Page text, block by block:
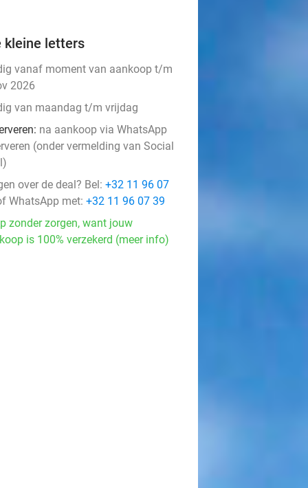
kleine letters
vanaf moment van aankoop t/m
2026
van maandag t/m vrijdag
na aankoop via WhatsApp
(onder vermelding van Social
over de deal? Bel: +32 11 96 07
WhatsApp met: +32 11 96 07 39
zonder zorgen, want jouw
is 100% verzekerd (meer info)